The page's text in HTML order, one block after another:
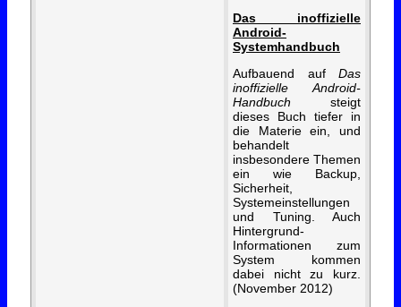
Das inoffizielle
Android-
Systemhandbuch
Aufbauend auf Das
inoffizielle Android-
Handbuch steigt
dieses Buch tiefer in
die Materie ein, und
behandelt
insbesondere Themen
ein wie Backup,
Sicherheit,
Systemeinstellungen
und Tuning. Auch
Hintergrund-
Informationen zum
System kommen
dabei nicht zu kurz.
(November 2012)